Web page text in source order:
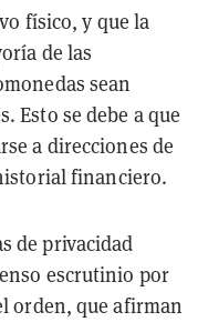
físico, y que la
de las
sean
Esto se debe a que
a direcciones de
financiero.
de privacidad
escrutinio por
orden, que afirman